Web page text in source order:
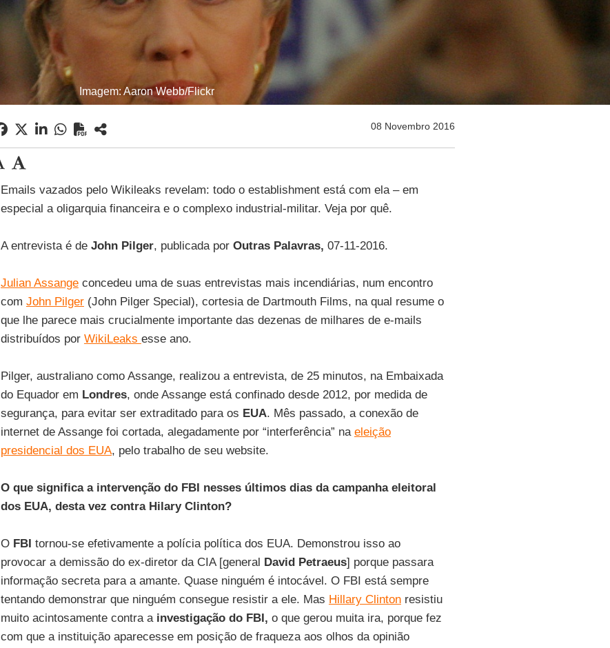
Imagem: Aaron Webb/Flickr
08 Novembro 2016
Emails vazados pelo Wikileaks revelam: todo o establishment está com ela – em
especial a oligarquia financeira e o complexo industrial-militar. Veja por quê.
A entrevista é de John Pilger, publicada por Outras Palavras, 07-11-2016.
Julian Assangeconcedeu uma de suas entrevistas mais incendiárias, num encontro
com John Pilger(John Pilger Special), cortesia de Dartmouth Films, na qual resume o
que lhe parece mais crucialmente importante das dezenas de milhares de e-mails
distribuídos por WikiLeaks esse ano.
Pilger, australiano como Assange, realizou a entrevista, de 25 minutos, na Embaixada
do Equador em Londres, onde Assange está confinado desde 2012, por medida de
segurança, para evitar ser extraditado para os EUA. Mês passado, a conexão de
internet de Assange foi cortada, alegadamente por “interferência” na eleição
presidencial dos EUA, pelo trabalho de seu website.
O que significa a intervenção do FBI nesses últimos dias da campanha eleitoral
dos EUA, desta vez contra Hilary Clinton?
O FBI tornou-se efetivamente a polícia política dos EUA. Demonstrou isso ao
provocar a demissão do ex-diretor da CIA [general David Petraeus] porque passara
informação secreta para a amante. Quase ninguém é intocável. O FBI está sempre
tentando demonstrar que ninguém consegue resistir a ele. Mas Hillary Clintonresistiu
muito acintosamente contra ainvestigação do FBI, o que gerou muita ira, porque fez
com que a instituição aparecesse em posição de fraqueza aos olhos da opinião